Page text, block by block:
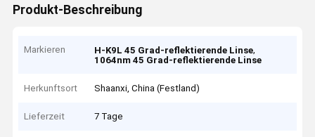
Produkt-Beschreibung
Markieren H-K9L 45 Grad-reflektierende Linse,
1064nm 45 Grad-reflektierende Linse
Herkunftsort Shaanxi, China (Festland)
Lieferzeit 7 Tage